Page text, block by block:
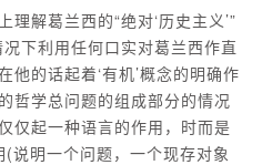
解葛兰西的“绝对‘历史主义’”
下利用任何口实对葛兰西作直
他的话起着‘有机’概念的明确作
哲学总问题的组成部分的情况
仅起一种语言的作用，时而是
(说明一个问题，一个现存对象